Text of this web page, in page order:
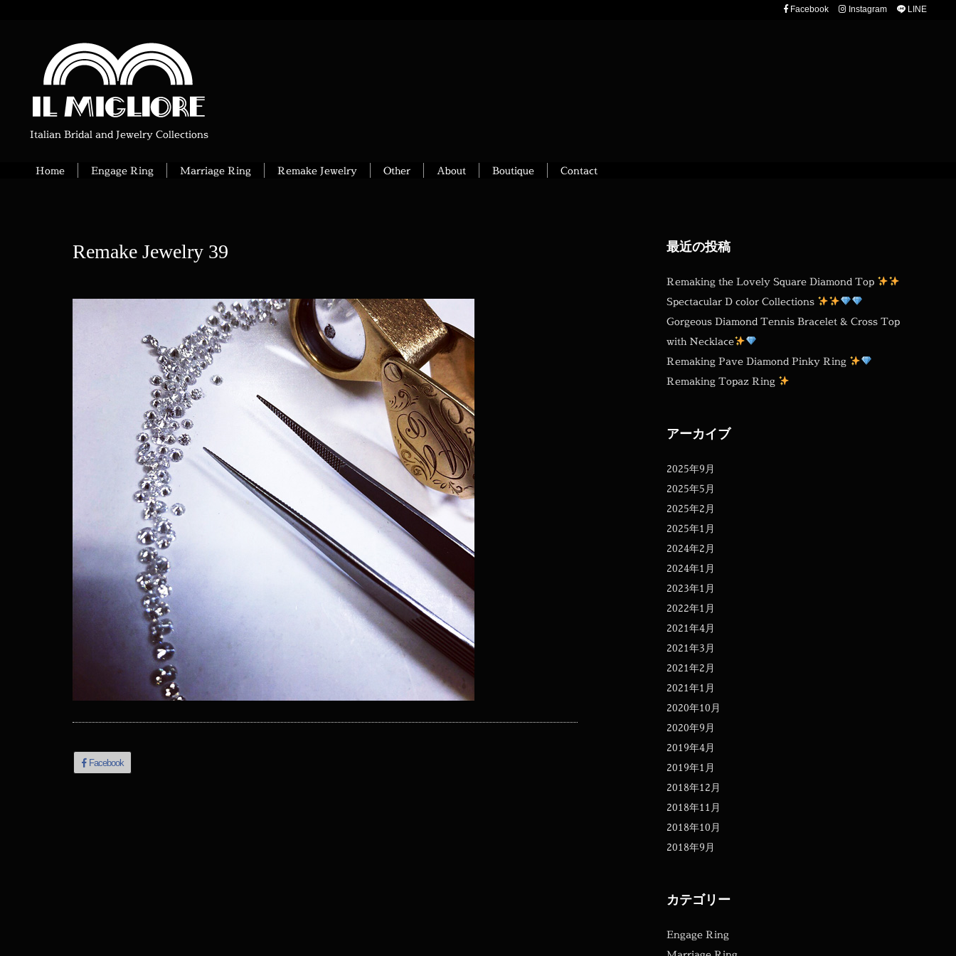
Italian Bridal and Jewelry Collections
Home Engage Ring Marriage Ring Remake Jewelry Other About Boutique Contact
Facebook Instagram LINE
Remake Jewelry 39
Facebook
最近の投稿
Remaking the Lovely Square Diamond Top
Spectacular D color Collections
Gorgeous Diamond Tennis Bracelet & Cross Top
with Necklace
Remaking Pave Diamond Pinky Ring
Remaking Topaz Ring
アーカイブ
2025年9月
2025年5月
2025年2月
2025年1月
2024年2月
2024年1月
2023年1月
2022年1月
2021年4月
2021年3月
2021年2月
2021年1月
2020年10月
2020年9月
2019年4月
2019年1月
2018年12月
2018年11月
2018年10月
2018年9月
カテゴリー
Engage Ring